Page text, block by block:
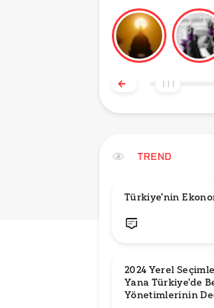
TREND
Türkiye'nin
2024 Yerel
Yana Türkiye'de
Yönetimlerinin